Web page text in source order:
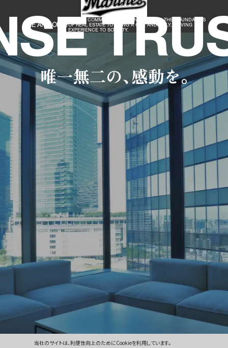
ONE AND ONLY
WE ARE COMMITTED TO GOING BEYOND THE BOUNDARIES
OF REAL ESTATE TO BRING A ONE AND ONLY, MOVING
EXPERIENCE TO SOCIETY.
当社のサイトは、利便性向上のためにCookieを利用しています。